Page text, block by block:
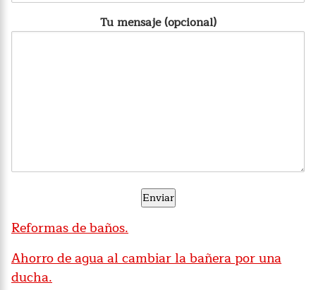
Tu mensaje (opcional)
Reformas de baños.
Ahorro de agua al cambiar la bañera por una
ducha.